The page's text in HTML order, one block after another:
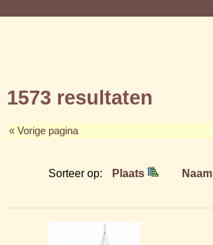
1573 resultaten
« Vorige pagina
Sorteer op: Plaats Naam